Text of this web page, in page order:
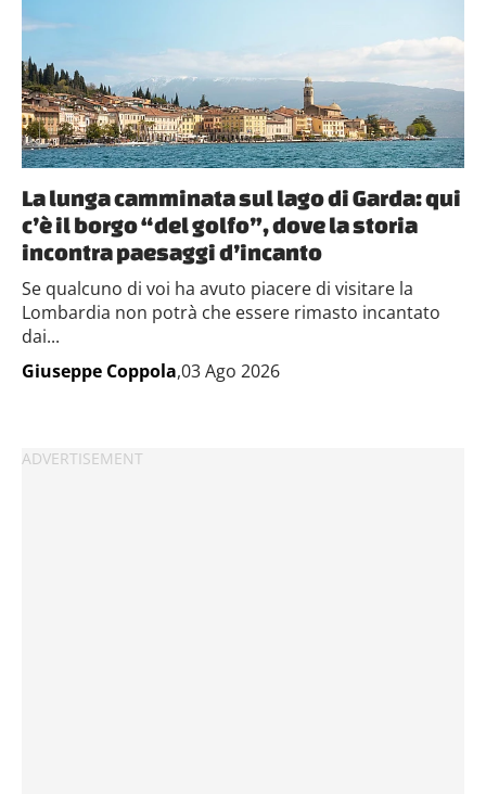
La lunga camminata sul lago di Garda: qui
c’è il borgo “del golfo”, dove la storia
incontra paesaggi d’incanto
Se qualcuno di voi ha avuto piacere di visitare la
Lombardia non potrà che essere rimasto incantato
dai...
Giuseppe Coppola,03 Ago 2026